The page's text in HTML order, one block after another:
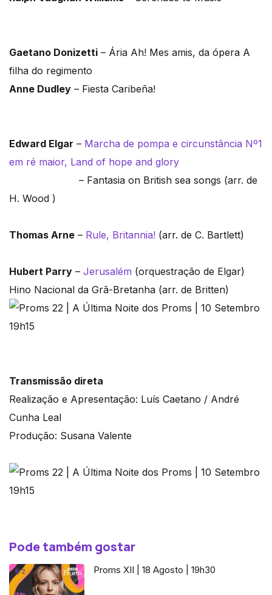
Gaetano Donizetti – Ária Ah! Mes amis, da ópera A
filha do regimento
Anne Dudley – Fiesta Caribeña!
Edward Elgar – Marcha de pompa e circunstância Nº1
em ré maior, Land of hope and glory
– Fantasia on British sea songs (arr. de
H. Wood )
Thomas Arne – Rule, Britannia! (arr. de C. Bartlett)
Hubert Parry – Jerusalém (orquestração de Elgar)
Hino Nacional da Grã-Bretanha (arr. de Britten)
Transmissão direta
Realização e Apresentação: Luís Caetano / André
Cunha Leal
Produção: Susana Valente
Pode também gostar
Proms XII | 18 Agosto | 19h30